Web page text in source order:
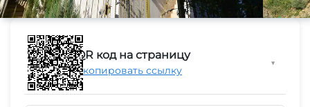
QR код на страницу
Скопировать ссылку
▼